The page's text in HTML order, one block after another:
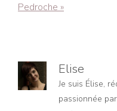
Pedroche »
Elise
Je suis Élise,
passionnée